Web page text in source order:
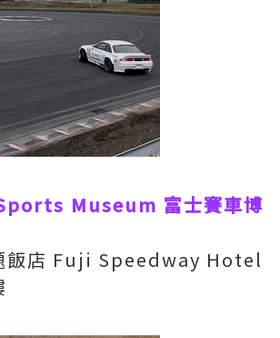
Museum 富士賽車博
飯店 Fuji Speedway Hotel